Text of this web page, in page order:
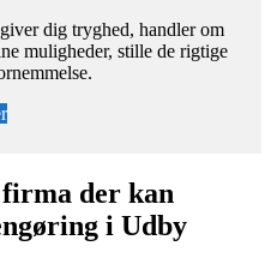
dig tryghed, handler om
muligheder, stille de rigtige
der kan
i Udby